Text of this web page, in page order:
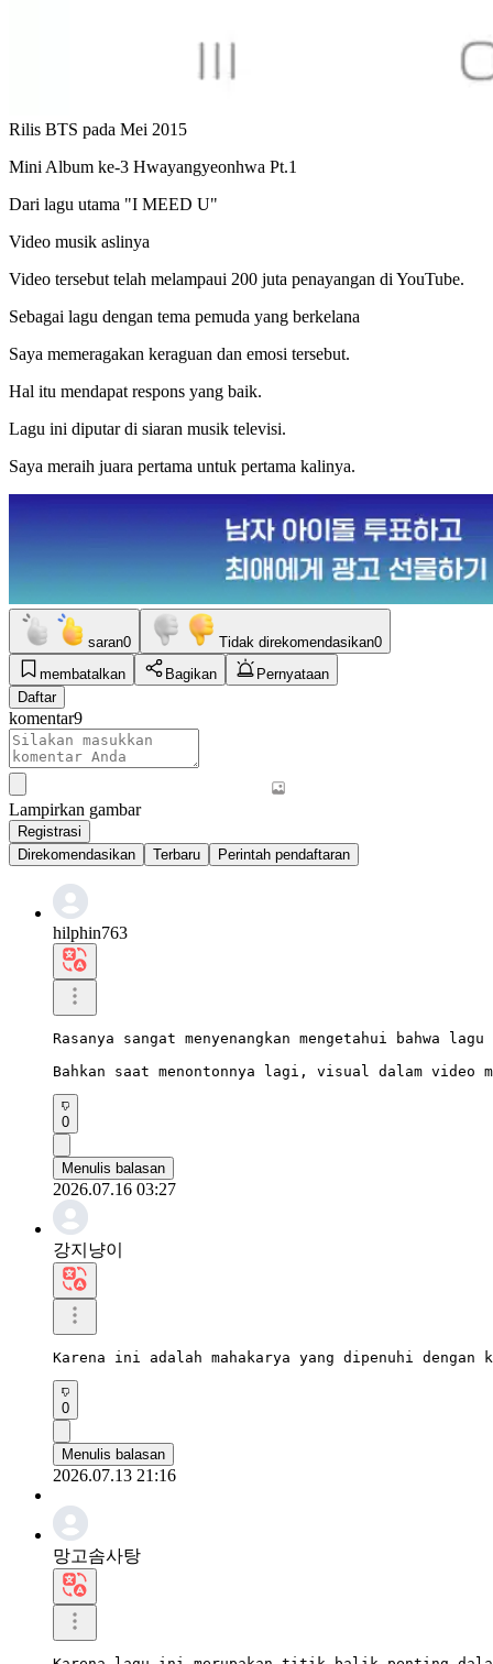
Rilis BTS pada Mei 2015
Mini Album ke-3 Hwayangyeonhwa Pt.1
Dari lagu utama "I MEED U"
Video musik aslinya
Video tersebut telah melampaui 200 juta penayangan di YouTube.
Sebagai lagu dengan tema pemuda yang berkelana
Saya memeragakan keraguan dan emosi tersebut.
Hal itu mendapat respons yang baik.
Lagu ini diputar di siaran musik televisi.
Saya meraih juara pertama untuk pertama kalinya.
saran0 Tidak direkomendasikan0
membatalkan
Bagikan
Pernyataan
Daftar
komentar9
Lampirkan gambar
Registrasi
Direkomendasikan
Terbaru Perintah pendaftaran
hilphin763
Rasanya sangat menyenangkan mengetahui bahwa
Bahkan saat menontonnya lagi, visual dalam video
0
Menulis balasan
2026.07.16 03:27
강지냥이
Karena ini adalah mahakarya yang dipenuhi
0
Menulis balasan
2026.07.13 21:16
망고솜사탕